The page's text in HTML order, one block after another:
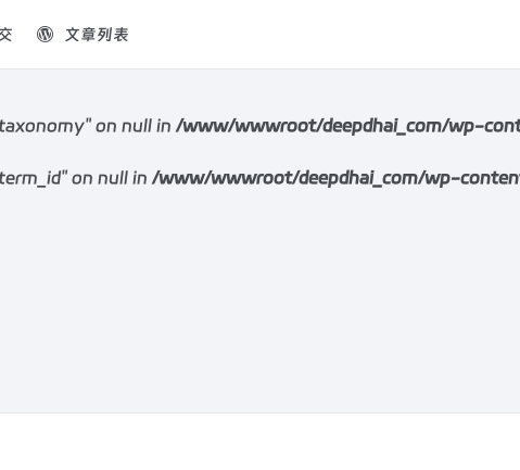
on null in /www/wwwroot/deepdhai_com/wp-
on null in /www/wwwroot/deepdhai_com/wp-
文章列表